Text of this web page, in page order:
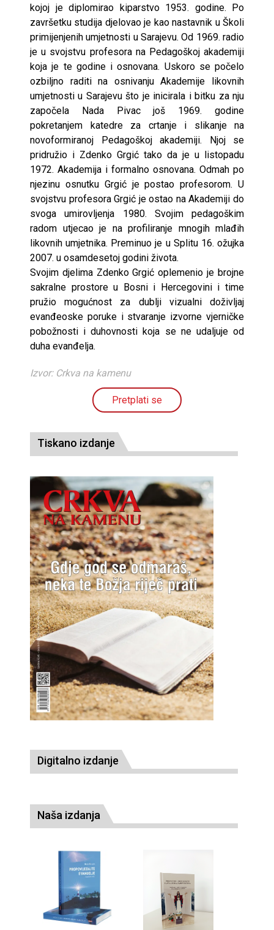
kojoj je diplomirao kiparstvo 1953. godine. Po
završetku studija djelovao je kao nastavnik u Školi
primijenjenih umjetnosti u Sarajevu. Od 1969. radio
je u svojstvu profesora na Pedagoškoj akademiji
koja je te godine i osnovana. Uskoro se počelo
ozbiljno raditi na osnivanju Akademije likovnih
umjetnosti u Sarajevu što je inicirala i bitku za nju
započela Nada Pivac još 1969. godine
pokretanjem katedre za crtanje i slikanje na
novoformiranoj Pedagoškoj akademiji. Njoj se
pridružio i Zdenko Grgić tako da je u listopadu
1972. Akademija i formalno osnovana. Odmah po
njezinu osnutku Grgić je postao profesorom. U
svojstvu profesora Grgić je ostao na Akademiji do
svoga umirovljenja 1980. Svojim pedagoškim
radom utjecao je na profiliranje mnogih mlađih
likovnih umjetnika. Preminuo je u Splitu 16. ožujka
2007. u osamdesetoj godini života.
Svojim djelima Zdenko Grgić oplemenio je brojne
sakralne prostore u Bosni i Hercegovini i time
pružio mogućnost za dublji vizualni doživljaj
evanđeoske poruke i stvaranje izvorne vjerničke
pobožnosti i duhovnosti koja se ne udaljuje od
duha evanđelja.
Izvor: Crkva na kamenu
Pretplati se
Tiskano izdanje
Digitalno izdanje
Naša izdanja